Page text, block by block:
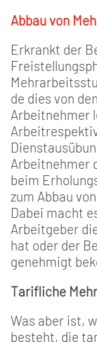
Abbau von
Erkrankt der
de dies von
Arbeitneh­mer
Arbeitnehmer
beim
zum Abbau
Dabei macht
Arbeitge­ber
hat oder der
genehmigt
Tarifliche
Was aber ist,
besteht, die